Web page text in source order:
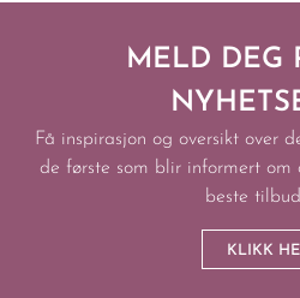
MELD DEG
Få inspirasjon og oversikt over
de første som blir informert om
beste
KLIKK